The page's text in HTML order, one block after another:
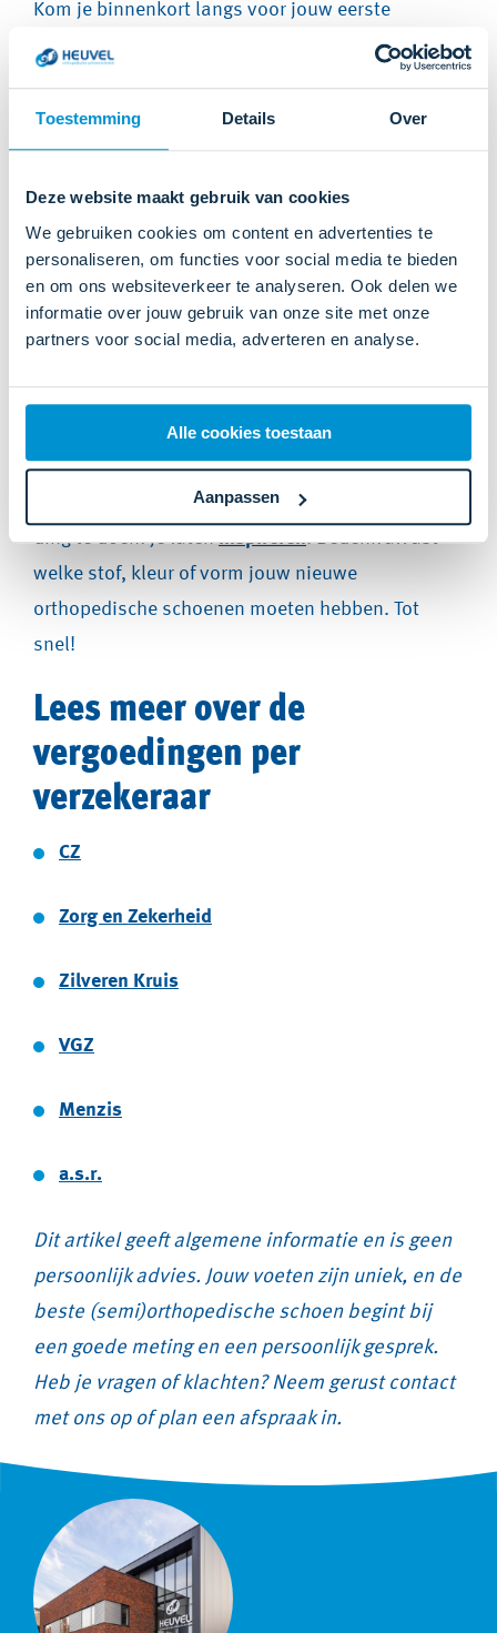
Toestemming Details Over
Deze website maakt gebruik van cookies
We gebruiken cookies om content en advertenties te
personaliseren, om functies voor social media te bieden
en om ons websiteverkeer te analyseren. Ook delen we
informatie over jouw gebruik van onze site met onze
partners voor social media, adverteren en analyse.
Alle cookies toestaan
Aanpassen
Kom je binnenkort langs voor jouw eerste
orthopedische schoenen? Dan mag je na drie
zogeheten reserve- of wisselpaar orthopedische
schoenen. Dit vertellen we ook tijdens je
afspraak.
Het reservepaar stelt je in staat om je schoenen
af te wisselen. Dat raden we je zelfs aan, voor het
behoud van jouw schoenen
Goed, nu weet je alles over het wisselpaar van
jouw orthopedische schoenen. Er staat je nog één
ding te doen: je lateninspireren! Bedenk alvast
welke stof, kleur of vorm jouw nieuwe
orthopedische schoenen moeten hebben. Tot
snel!
Lees meer over de
vergoedingen per
verzekeraar
CZ
Zorg en Zekerheid
Zilveren Kruis
VGZ
Menzis
a.s.r.
Dit artikel geeft algemene informatie en is geen
persoonlijk advies. Jouw voeten zijn uniek, en de
beste (semi)orthopedische schoen begint bij
een goede meting en een persoonlijk gesprek.
Heb je vragen of klachten? Neem gerust contact
met ons op of plan een afspraak in.